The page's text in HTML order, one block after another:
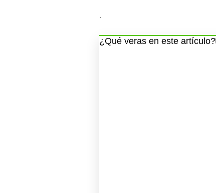
.
¿Qué veras en este artículo?